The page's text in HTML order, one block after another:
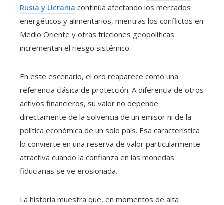
Rusia y Ucrania continúa afectando los mercados
energéticos y alimentarios, mientras los conflictos en
Medio Oriente y otras fricciones geopolíticas
incrementan el riesgo sistémico.
En este escenario, el oro reaparece como una
referencia clásica de protección. A diferencia de otros
activos financieros, su valor no depende
directamente de la solvencia de un emisor ni de la
política económica de un solo país. Esa característica
lo convierte en una reserva de valor particularmente
atractiva cuando la confianza en las monedas
fiduciarias se ve erosionada.
La historia muestra que, en momentos de alta